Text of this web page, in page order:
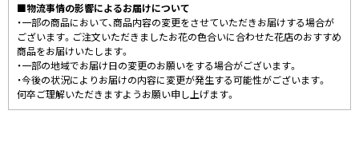
■物流事情の影響によるお届けについて
・一部の商品において、商品内容の変更をさせていただきお届けする場合が
ございます。ご注文いただきましたお花の色合いに合わせた花店のおすすめ
商品をお届けいたします。
・一部の地域でお届け日の変更のお願いをする場合がございます。
・今後の状況によりお届けの内容に変更が発生する可能性がございます。
何卒ご理解いただきますようお願い申し上げます。